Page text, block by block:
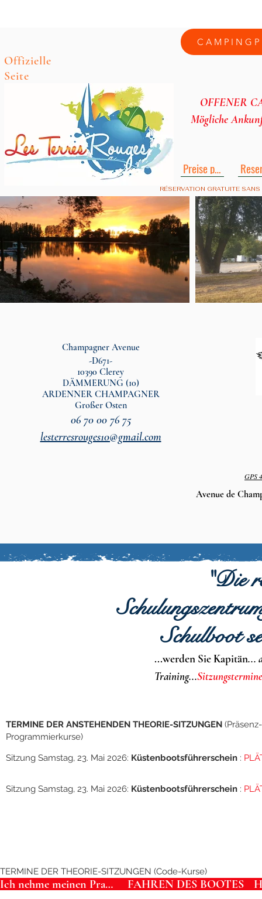
Offizielle
Seite
OFFENER
Mögliche
Preise pdf
RÉSERVATION GRATUITE
Champagner Avenue
-D671-
10390 Clerey
DÄMMERUNG (10)
ARDENNER CHAMPAGNER
Großer Osten
06 70 00 76 75
lesterresrouges10@gmail.com
GPS
Avenue de
"Die
Schulboot
...werden Sie Kapitän...
Training...
TERMINE DER ANSTEHENDEN THEORIE-SITZUNGEN (Präsenz-
Programmierkurse)
Sitzung Samstag, 23. Mai 2026: Küstenbootsführerschein :
Sitzung Samstag, 23. Mai 2026: Küstenbootsführerschein :
TERMINE DER THEORIE-SITZUNGEN (Code-Kurse)
Ich nehme meinen Praxistermin an FAHREN DES BOOTES